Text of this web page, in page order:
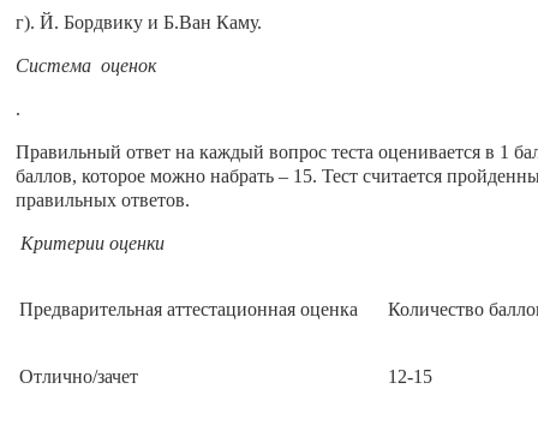
г). Й. Бордвику и Б.Ван Каму.
Система оценок
.
Правильный ответ на каждый вопрос теста оценивается в 1
баллов, которое можно набрать – 15. Тест считается
правильных ответов.
Критерии оценки
Предварительная аттестационная оценка Количество
Отлично/зачет 12-15